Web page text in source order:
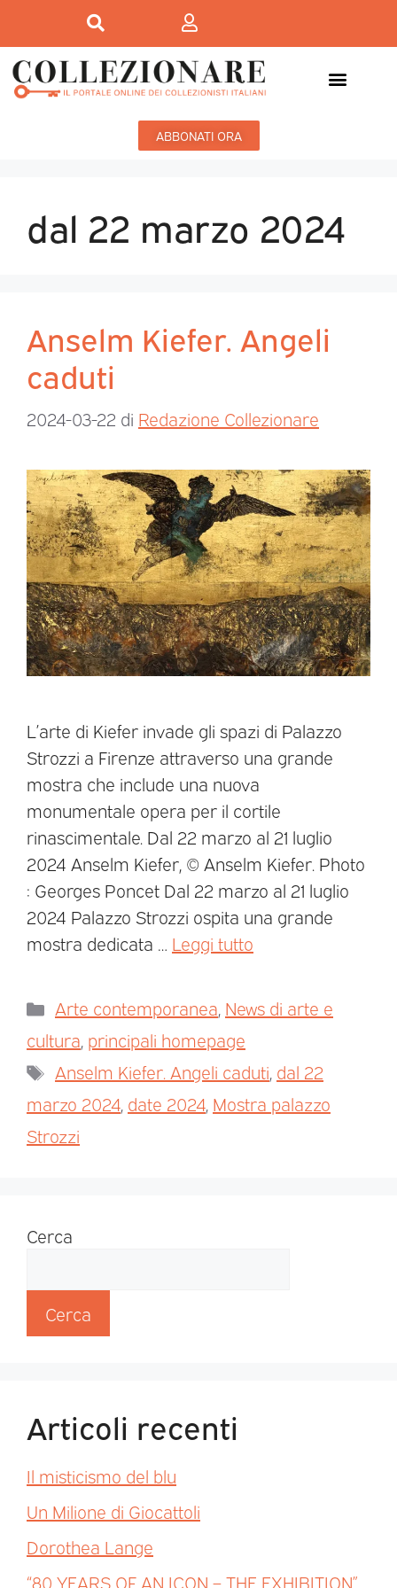
ABBONATI ORA
dal 22 marzo 2024
Anselm Kiefer. Angeli
caduti
2024-03-22 di Redazione Collezionare
L’arte di Kiefer invade gli spazi di Palazzo
Strozzi a Firenze attraverso una grande
mostra che include una nuova
monumentale opera per il cortile
rinascimentale. Dal 22 marzo al 21 luglio
2024 Anselm Kiefer, © Anselm Kiefer. Photo
: Georges Poncet Dal 22 marzo al 21 luglio
2024 Palazzo Strozzi ospita una grande
mostra dedicata … Leggi tutto
Arte contemporanea, News di arte e
cultura, principali homepage
Anselm Kiefer. Angeli caduti, dal 22
marzo 2024, date 2024, Mostra palazzo
Strozzi
Cerca
Cerca
Articoli recenti
Il misticismo del blu
Un Milione di Giocattoli
Dorothea Lange
“80 YEARS OF AN ICON – THE EXHIBITION”